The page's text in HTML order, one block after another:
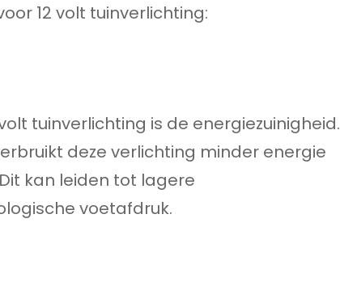
12 volt tuinverlichting:
tuinverlichting is de energiezuinigheid.
deze verlichting minder energie
kan leiden tot lagere
voetafdruk.